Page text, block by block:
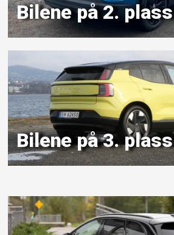
Bilene på 2. plass
Bilene på 3. plass